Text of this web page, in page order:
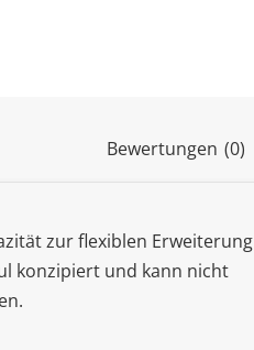
Bewertungen (0)
zur flexiblen Erweiterung
konzipiert und kann nicht